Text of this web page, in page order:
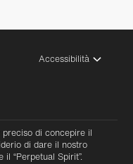
Accessibilità
preciso di concepire il
di dare il nostro
“Perpetual Spirit”.